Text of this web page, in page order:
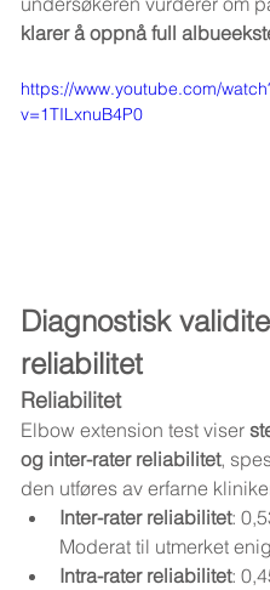
klarer å oppnå full
https://www.youtube.com/
v=1TILxnuB4P0
Diagnostisk
reliabilitet
Reliabilitet
Elbow extension test viser
og inter-rater reliabilitet,
den utføres av erfarne
Inter-rater reliabilitet:
Moderat til utmerket
Intra-rater reliabilitet: